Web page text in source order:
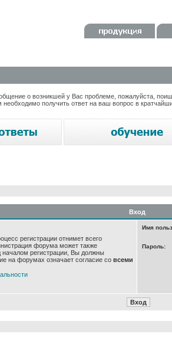
о возникшей у Вас проблеме, пожалуйста,
получить ответ на ваш вопрос в
Вход
регистрации отнимет всего
форума может также
началом регистрации, Вы должны
на форумах означает согласие со всеми
Имя
Пароль: